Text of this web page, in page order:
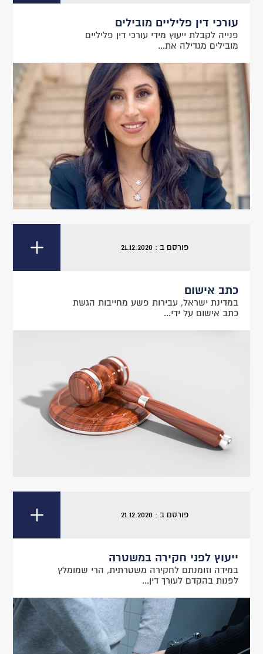
עורכי דין פליליים מובילים
פנייה לקבלת ייעוץ מידי עורכי דין פליליים
מובילים מגדילה את...
פורסם ב : 21.12.2020
כתב אישום
במדינת ישראל, עבירות פשע מחייבות הגשת
כתב אישום על ידי...
פורסם ב : 21.12.2020
ייעוץ לפני חקירה במשטרה
במידה וזומנתם לחקירה משטרתית, הרי שמומלץ
לפנות בהקדם לעורך דין...